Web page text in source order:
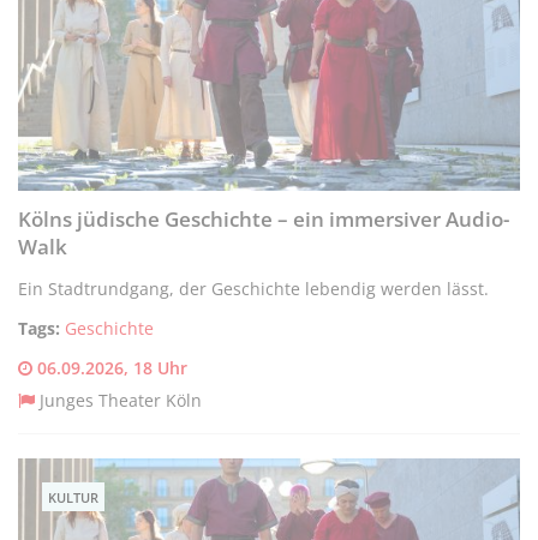
Kölns jüdische Geschichte – ein immersiver Audio-
Walk
Ein Stadtrundgang, der Geschichte lebendig werden lässt.
Tags: Geschichte
06.09.2026, 18 Uhr
Junges Theater Köln
KULTUR